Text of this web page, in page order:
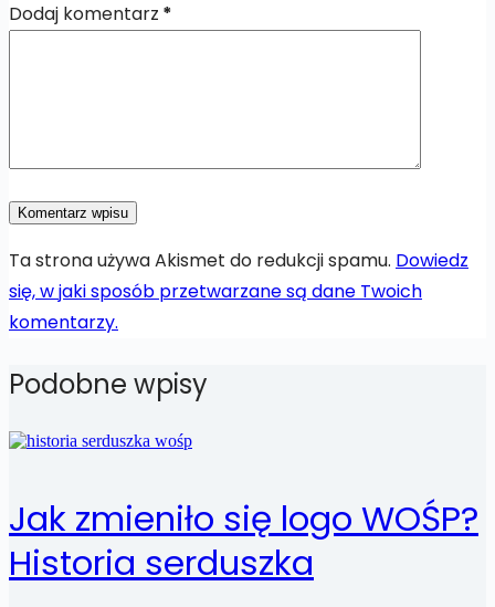
Dodaj komentarz *
Komentarz wpisu
Ta strona używa Akismet do redukcji spamu. Dowiedz
się, w jaki sposób przetwarzane są dane Twoich
komentarzy.
Podobne wpisy
Jak zmieniło się logo WOŚP?
Historia serduszka